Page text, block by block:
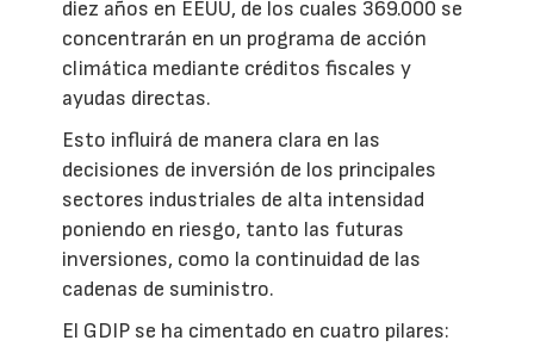
diez años en EEUU, de los cuales 369.000 se
concentrarán en un programa de acción
climática mediante créditos fiscales y
ayudas directas.
Esto influirá de manera clara en las
decisiones de inversión de los principales
sectores industriales de alta intensidad
poniendo en riesgo, tanto las futuras
inversiones, como la continuidad de las
cadenas de suministro.
El GDIP se ha cimentado en cuatro pilares: